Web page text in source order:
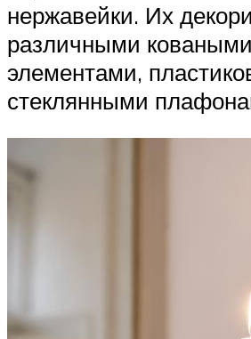
нержавейки. Их
различными коваными
элементами,
стеклянными